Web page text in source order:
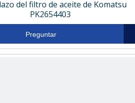
del filtro de aceite de Komatsu
PK2654403
Preguntar